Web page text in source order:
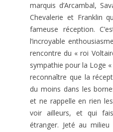
marquis d’Arcambal,
Chevalerie et Franklin
fameuse réception.
l’incroyable
rencontre du « roi
sympathie pour la Loge
reconnaître que la
du moins dans les
et ne rappelle en rien
voir ailleurs, et qui
étranger. Jeté au